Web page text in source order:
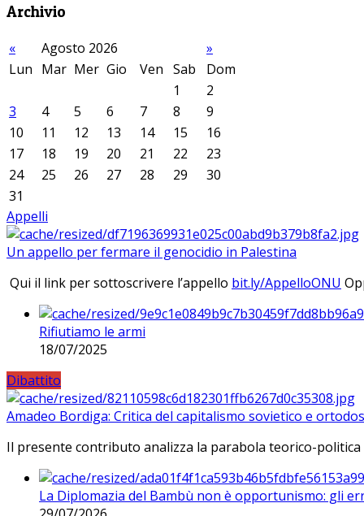
Archivio
« Agosto 2026
»
Lun Mar Mer Gio Ven Sab
Dom
1
2
3
4 5 6 7 8
9
10
11 12 13 14 15
16
17
18 19 20 21 22
23
24
25 26 27 28 29
30
31
Appelli
Un appello per fermare il genocidio in Palestina
Qui il link per sottoscrivere l’appello bit.ly/AppelloONU
Rifiutiamo le armi
18/07/2025
Dibattito
Amadeo Bordiga: Critica del capitalismo sovietico e
Il presente contributo analizza la parabola teorico-
La Diplomazia del Bambù non è opportunismo: gli